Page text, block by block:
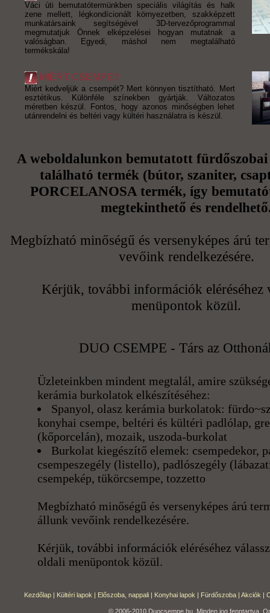
Váci úti bemutatótermünkben speciális világítás és halk
zene mellett, légkondícionált környezetben, szakképzett
munkatársaink segítségével 3D-tervezőprogrammal
megmutatjuk Önnek elképzelései hogyan mutatnak a
valóságban. Egyedi, máshol nem megtalálható
termékskála!
MIÉRT CSEMPE?
Miért kedveljük a csempét? Mert könnyen tisztítható. Mert
esztétikus. Különféle színekben gyártják. Változatos
méretben készül. Fontos, hogy azonos minőségben lehet
utánrendelni és beltéri vagy kültéri használatra is készül.
A weboldalunkon bemutatott
található termék (bútor, szaniter,
PORCELANOSA termék, így
megtekinthető és
Megbízható minőségű és versenyképes árú
vevőink rendelkezésére.
Kérjük, további információk eléréséhez
menüpontok közül.
DUO CSEMPE - Társ az
Üzleteinkben mindent megtalál, amire
kerámia burkolatok elkészítéséhez:
Spanyol, olasz kerámia burkolatok:
konyhai csempe, beltéri és kültéri padlólap,
(kőporcelán), mozaik, uszoda-burkolat
Burkolat kiegészítő elemek: csempedekor,
csempeszegély (listello), padlószegély
csempekép, tükörcsempe, tozzetto
Megbízható minőségű és versenyképes árú
állunk vevőink rendelkezésére.
Kérjük, további információk eléréséhez
oldali menüpontok közül.
Kezdőlap | Kültéri lapok | Előszoba, nappali | Konyhai lapok | Fürdőszoba | Akciók |
© 2006-2010 Duocsempe.hu. Minden jog fenntartva.